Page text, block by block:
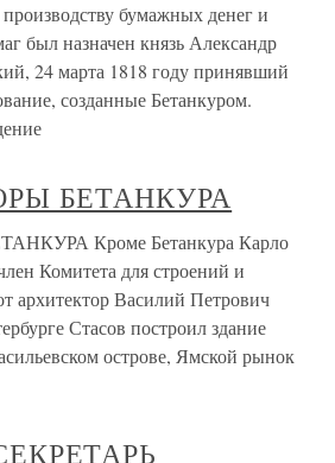
бумажных денег и
был назначен князь Александр
24 марта 1818 году принявший
созданные Бетанкуром.
БЕТАНКУРА
Кроме Бетанкура Карло
Комитета для строений и
архитектор Василий Петрович
Стасов построил здание
острове, Ямской рынок